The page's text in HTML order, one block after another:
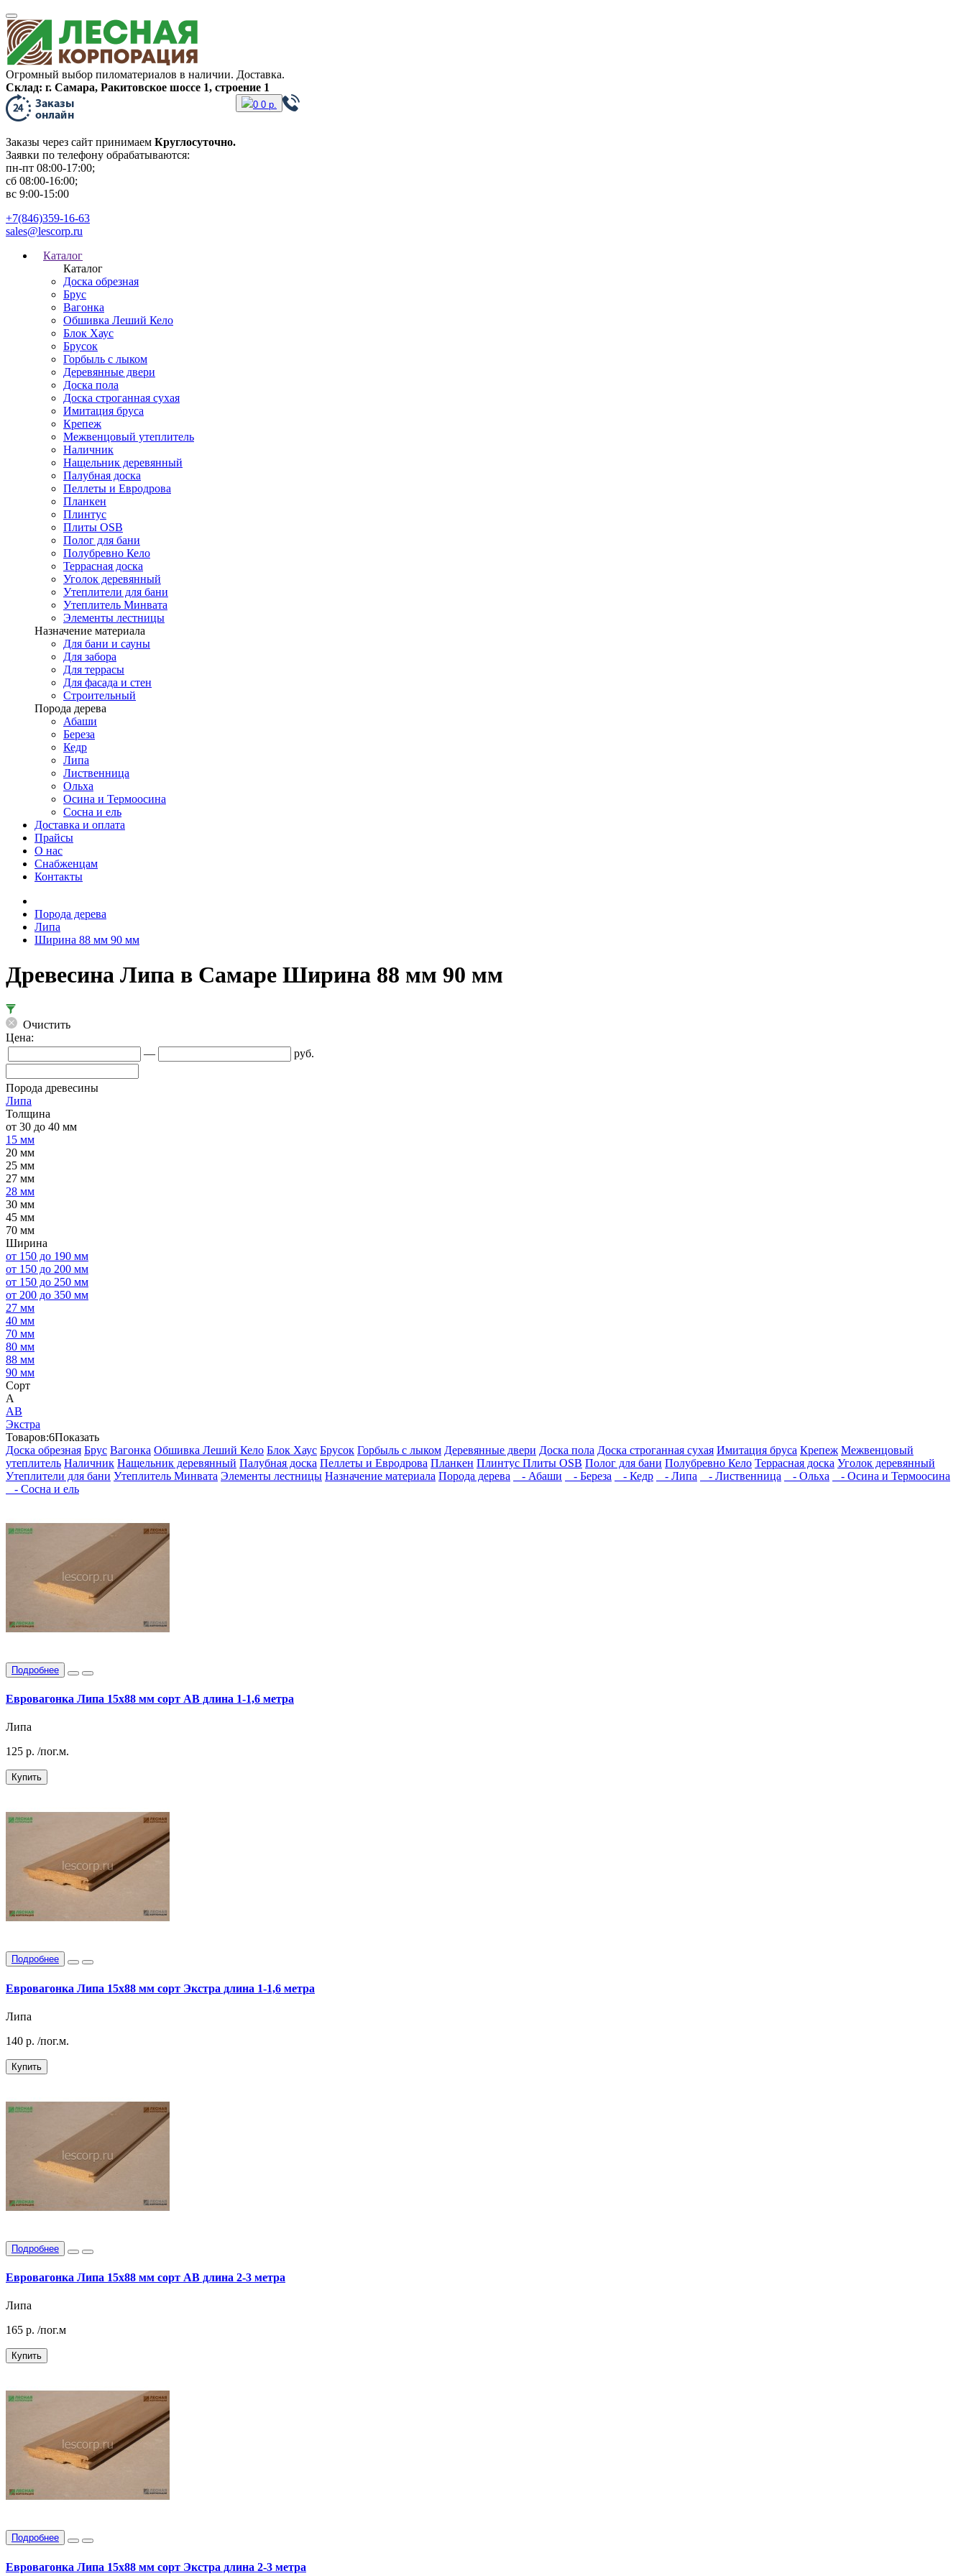
Огромный выбор пиломатериалов в наличии. Доставка.
Склад: г. Самара, Ракитовское шоссе 1, строение 1
Заказы через сайт принимаем Круглосуточно.
Заявки по телефону обрабатываются:
пн-пт 08:00-17:00;
сб 08:00-16:00;
вс 9:00-15:00
0 0 р.
+7(846)359-16-63
sales@lescorp.ru
Каталог
Каталог
Доска обрезная
Брус
Вагонка
Обшивка Леший Кело
Блок Хаус
Брусок
Горбыль с лыком
Деревянные двери
Доска пола
Доска строганная сухая
Имитация бруса
Крепеж
Межвенцовый утеплитель
Наличник
Нащельник деревянный
Палубная доска
Пеллеты и Евродрова
Планкен
Плинтус
Плиты OSB
Полог для бани
Полубревно Кело
Террасная доска
Уголок деревянный
Утеплители для бани
Утеплитель Минвата
Элементы лестницы
Назначение материала
Для бани и сауны
Для забора
Для террасы
Для фасада и стен
Строительный
Порода дерева
Абаши
Береза
Кедр
Липа
Лиственница
Ольха
Осина и Термоосина
Сосна и ель
Доставка и оплата
Прайсы
О нас
Снабженцам
Контакты
Порода дерева
Липа
Ширина 88 мм 90 мм
Древесина Липа в Самаре Ширина 88 мм 90 мм
Очистить
Цена:
—
руб.
Порода древесины
Липа
Толщина
от 30 до 40 мм
15 мм
20 мм
25 мм
27 мм
28 мм
30 мм
45 мм
70 мм
Ширина
от 150 до 190 мм
от 150 до 200 мм
от 150 до 250 мм
от 200 до 350 мм
27 мм
40 мм
70 мм
80 мм
88 мм
90 мм
Сорт
А
АВ
Экстра
Товаров:6Показать
Доска обрезная Брус Вагонка Обшивка Леший Кело Блок Хаус Брусок Горбыль с лыком Деревянные двери Доска пола Доска строганная сухая Имитация бруса Крепеж Межвенцовый
утеплитель Наличник Нащельник деревянный Палубная доска Пеллеты и Евродрова Планкен Плинтус Плиты OSB Полог для бани Полубревно Кело Террасная доска Уголок деревянный
Утеплители для бани Утеплитель Минвата Элементы лестницы Назначение материала Порода дерева - Абаши - Береза - Кедр - Липа - Лиственница - Ольха
- Осина и Термоосина
- Сосна и ель
Подробнее
Евровагонка Липа 15х88 мм сорт АВ длина 1-1,6 метра
Липа
125 р. /пог.м.
Купить
Подробнее
Евровагонка Липа 15х88 мм сорт Экстра длина 1-1,6 метра
Липа
140 р. /пог.м.
Купить
Подробнее
Евровагонка Липа 15х88 мм сорт АВ длина 2-3 метра
Липа
165 р. /пог.м
Купить
Подробнее
Евровагонка Липа 15х88 мм сорт Экстра длина 2-3 метра